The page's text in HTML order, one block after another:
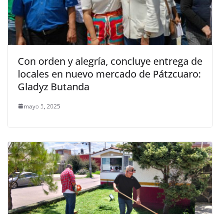
Con orden y alegría, concluye entrega de
locales en nuevo mercado de Pátzcuaro:
Gladyz Butanda
mayo 5, 2025